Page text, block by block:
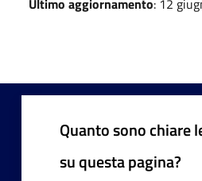
Quanto sono chiare
su questa pagina?